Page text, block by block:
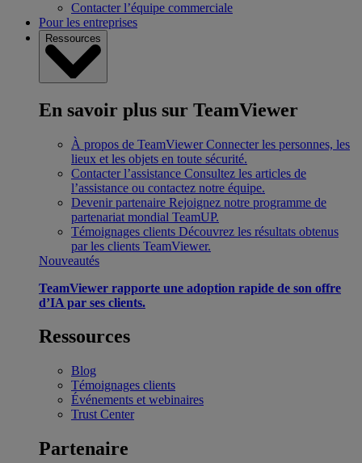
Contacter l’équipe commerciale
Pour les entreprises
Ressources
En savoir plus sur TeamViewer
À propos de TeamViewer Connecter les personnes, les
lieux et les objets en toute sécurité.
Contacter l’assistance Consultez les articles de
l’assistance ou contactez notre équipe.
Devenir partenaire Rejoignez notre programme de
partenariat mondial TeamUP.
Témoignages clients Découvrez les résultats obtenus
par les clients TeamViewer.
Nouveautés
TeamViewer rapporte une adoption rapide de son offre
d’IA par ses clients.
Ressources
Blog
Témoignages clients
Événements et webinaires
Trust Center
Partenaire